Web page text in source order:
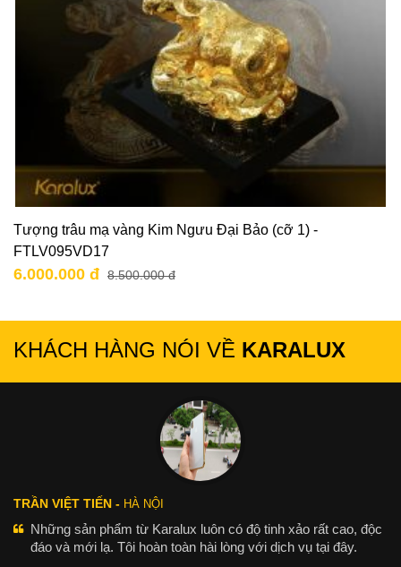
Tượng trâu mạ vàng Kim Ngưu Đại Bảo (cỡ 1) -
FTLV095VD17
6.000.000 đ 8.500.000 đ
KHÁCH HÀNG NÓI VỀ KARALUX
TRẦN VIỆT TIẾN - HÀ NỘI
Những sản phẩm từ Karalux luôn có độ tinh xảo rất cao, độc
đáo và mới lạ. Tôi hoàn toàn hài lòng với dịch vụ tại đây.